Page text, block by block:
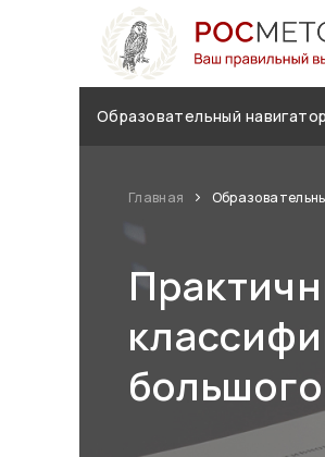
Образовательный навигатор
Главная